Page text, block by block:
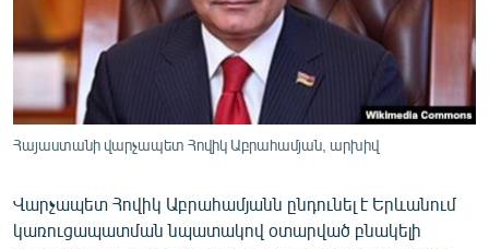
ՄԻՋԱԶԳԱՅԻՆ
ՄՇԱԿՈՒՅԹ
ՍՊՈՐՏ
ՄԵԿՆԱԲԱՆՈՒԹՅՈՒՆ
ԿՈՐՈՆԱՎԻՐՈՒՍ
Հայաստանի վարչապետ Հովիկ Աբրահամյան, արխիվ
Վարչապետ Հովիկ Աբրահամյանն ընդունել է Երևանում
կառուցապատման նպատակով օտարված բնակելի